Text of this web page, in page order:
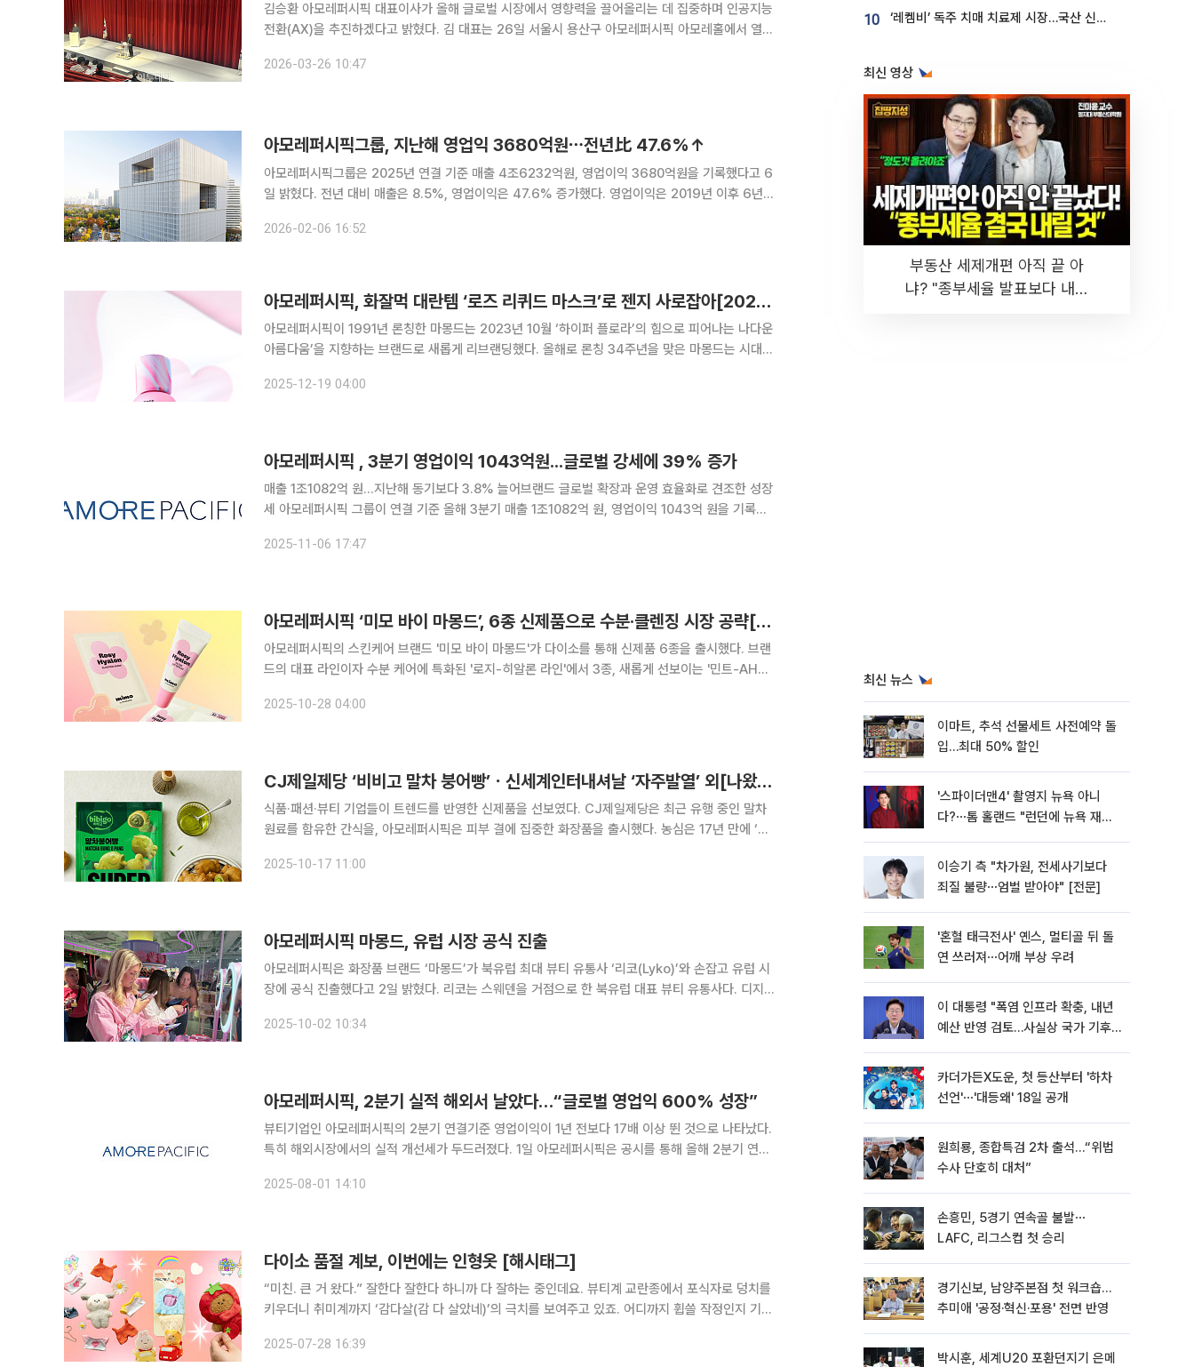
김승환 아모레퍼시픽 대표이사가 올해 글로벌 시장에서 영향력을 끌어올리는 데 집중하며 인공지능
전환(AX)을 추진하겠다고 밝혔다. 김 대표는 26일 서울시 용산구 아모레퍼시픽 아모레홀에서 열린
도화 △인공지능(AI) 기반 경영 체질 강화 등 세 가지를 제시하며 이
2026-03-26 10:47
아모레퍼시픽그룹, 지난해 영업익 3680억원⋯전년比 47.6%↑
아모레퍼시픽그룹은 2025년 연결 기준 매출 4조6232억원, 영업이익 3680억원을 기록했다고 6
일 밝혔다. 전년 대비 매출은 8.5%, 영업이익은 47.6% 증가했다. 영업이익은 2019년 이후 6년
전년 대비 매출은 9.5%, 영업이익은 52.3% 증
2026-02-06 16:52
아모레퍼시픽, 화잘먹 대란템 ‘로즈 리퀴드 마스크’로 젠지 사로잡아[2025 히트상품]
아모레퍼시픽이 1991년 론칭한 마몽드는 2023년 10월 ‘하이퍼 플로라’의 힘으로 피어나는 나다운
아름다움’을 지향하는 브랜드로 새롭게 리브랜딩했다. 올해로 론칭 34주년을 맞은 마몽드는 시대
대표 브랜드 중 하나다. 마몽드는 지난 30여 년간 아모레퍼시픽
2025-12-19 04:00
아모레퍼시픽 , 3분기 영업이익 1043억원...글로벌 강세에 39% 증가
매출 1조1082억 원...지난해 동기보다 3.8% 늘어브랜드 글로벌 확장과 운영 효율화로 견조한 성장
세 아모레퍼시픽 그룹이 연결 기준 올해 3분기 매출 1조1082억 원, 영업이익 1043억 원을 기록했
라, 설화수, 려 등 주요 브랜드의 글로벌 확산
2025-11-06 17:47
아모레퍼시픽 ‘미모 바이 마몽드’, 6종 신제품으로 수분·클렌징 시장 공략[가을 쇼핑 페스타]
아모레퍼시픽의 스킨케어 브랜드 '미모 바이 마몽드'가 다이소를 통해 신제품 6종을 출시했다. 브랜
드의 대표 라인이자 수분 케어에 특화된 '로지-히알론 라인'에서 3종, 새롭게 선보이는 '민트-AHA
피부 속 깊은 곳까지 풍부한 수분감을 전달하는 것이 특징이
2025-10-28 04:00
CJ제일제당 ‘비비고 말차 붕어빵’ㆍ신세계인터내셔날 ‘자주발열’ 외[나왔다 신상]
식품·패션·뷰티 기업들이 트렌드를 반영한 신제품을 선보였다. CJ제일제당은 최근 유행 중인 말차
원료를 함유한 간식을, 아모레퍼시픽은 피부 결에 집중한 화장품을 출시했다. 농심은 17년 만에 ‘생
붕어빵’ CJ제일제당은 유기농 말차 브랜드 ‘슈퍼말차’와
2025-10-17 11:00
아모레퍼시픽 마몽드, 유럽 시장 공식 진출
아모레퍼시픽은 화장품 브랜드 ‘마몽드’가 북유럽 최대 뷰티 유통사 ‘리코(Lyko)’와 손잡고 유럽 시
장에 공식 진출했다고 2일 밝혔다. 리코는 스웨덴을 거점으로 한 북유럽 대표 뷰티 유통사다. 디지
2025-10-02 10:34
아모레퍼시픽, 2분기 실적 해외서 날았다…“글로벌 영업익 600% 성장”
뷰티기업인 아모레퍼시픽의 2분기 연결기준 영업이익이 1년 전보다 17배 이상 뛴 것으로 나타났다.
특히 해외시장에서의 실적 개선세가 두드러졌다. 1일 아모레퍼시픽은 공시를 통해 올해 2분기 연결
해외 360억 원)을 기록했다고 발표했다. 매
2025-08-01 14:10
다이소 품절 계보, 이번에는 인형옷 [해시태그]
“미친. 큰 거 왔다.” 잘한다 잘한다 하니까 다 잘하는 중인데요. 뷰티계 교란종에서 포식자로 덩치를
키우더니 취미계까지 ‘감다살(감 다 살았네)’의 극치를 보여주고 있죠. 어디까지 휩쓸 작정인지 기세
크기도 안 되는 이 조그마한 옷이 출시 직후부터
2025-07-28 16:39
10 ‘레켐비’ 독주 치매 치료제 시장…국산 신약 등장하나
최신 영상
부동산 세제개편 아직 끝 아
냐? "종부세율 발표보다 내릴
최신 뉴스
이마트, 추석 선물세트 사전예약 돌
입…최대 50% 할인
'스파이더맨4' 촬영지 뉴욕 아니
다?⋯톰 홀랜드 "런던에 뉴욕 재현
이승기 측 "차가원, 전세사기보다
죄질 불량⋯엄벌 받아야" [전문]
'혼혈 태극전사' 옌스, 멀티골 뒤 돌
연 쓰러져⋯어깨 부상 우려
이 대통령 "폭염 인프라 확충, 내년
예산 반영 검토…사실상 국가 기후
카더가든X도운, 첫 등산부터 '하차
선언'⋯'대등왜' 18일 공개
원희룡, 종합특검 2차 출석…“위법
수사 단호히 대처”
손흥민, 5경기 연속골 불발⋯
LAFC, 리그스컵 첫 승리
경기신보, 남양주본점 첫 워크숍…
추미애 '공정·혁신·포용' 전면 반영
박시훈, 세계U20 포환던지기 은메